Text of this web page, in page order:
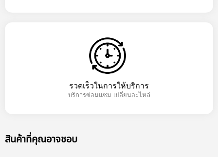
รวดเร็วในการให้บริการ
บริการซ่อมแซม เปลี่ยนอะไหล่
สินค้าที่คุณอาจชอบ